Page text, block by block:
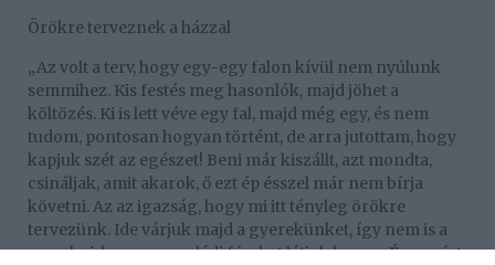
Örökre terveznek a házzal
„Az volt a terv, hogy egy-egy falon kívül nem nyúlunk
semmihez. Kis festés meg hasonlók, majd jöhet a
költözés. Ki is lett véve egy fal, majd még egy, és nem
tudom, pontosan hogyan történt, de arra jutottam, hogy
kapjuk szét az egészet! Beni már kiszállt, azt mondta,
csináljak, amit akarok, ő ezt ép ésszel már nem bírja
követni. Az az igazság, hogy mi itt tényleg örökre
tervezünk. Ide várjuk majd a gyerekünket, így nem is a
szerelmi, hanem a családi fészket látjuk benne. Épp ezért